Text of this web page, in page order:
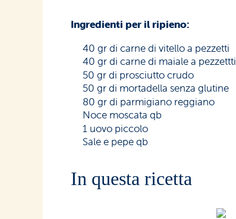
Ingredienti per il ripieno:
40 gr di carne di vitello a pezzetti
40 gr di carne di maiale a pezzettti
50 gr di prosciutto crudo
50 gr di mortadella senza glutine
80 gr di parmigiano reggiano
Noce moscata qb
1 uovo piccolo
Sale e pepe qb
In questa ricetta